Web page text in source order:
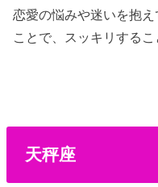
恋愛の悩みや迷いを抱
ことで、スッキリするこ
天秤座